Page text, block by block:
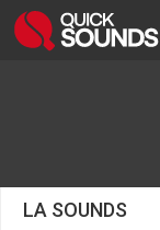
LA SOUNDS